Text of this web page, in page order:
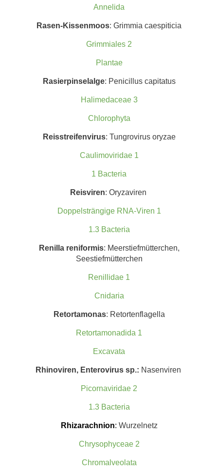
Annelida
Rasen-Kissenmoos: Grimmia caespiticia
Grimmiales 2
Plantae
Rasierpinselalge: Penicillus capitatus
Halimedaceae 3
Chlorophyta
Reisstreifenvirus: Tungrovirus oryzae
Caulimoviridae 1
1 Bacteria
Reisviren: Oryzaviren
Doppelsträngige RNA-Viren 1
1.3 Bacteria
Renilla reniformis: Meerstiefmütterchen,
Seestiefmütterchen
Renillidae 1
Cnidaria
Retortamonas: Retortenflagella
Retortamonadida 1
Excavata
Rhinoviren, Enterovirus sp.: Nasenviren
Picornaviridae 2
1.3 Bacteria
Rhizarachnion: Wurzelnetz
Chrysophyceae 2
Chromalveolata